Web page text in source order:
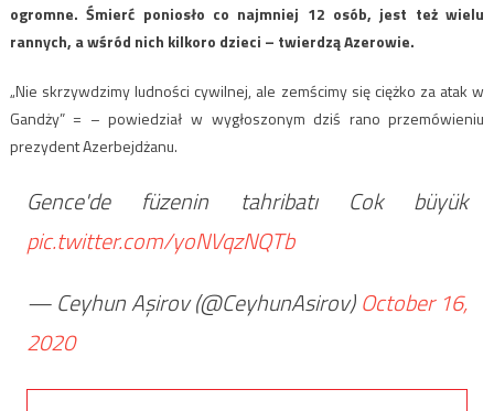
ogromne. Śmierć poniosło co najmniej 12 osób, jest też wielu
rannych, a wśród nich kilkoro dzieci – twierdzą Azerowie.
„Nie skrzywdzimy ludności cywilnej, ale zemścimy się ciężko za atak w
Gandży” = – powiedział w wygłoszonym dziś rano przemówieniu
prezydent Azerbejdżanu.
Gence'de füzenin tahribatı Cok büyük
pic.twitter.com/yoNVqzNQTb
— Ceyhun Aşirov (@CeyhunAsirov)October 16,
2020